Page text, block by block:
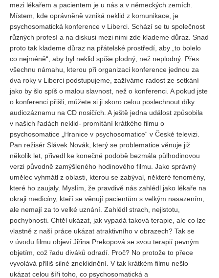
mezi lékařem a pacientem je u nás a v německých zemích.
Místem, kde oprávněně vzniká neklid z komunikace, je
psychosomatická konference v Liberci. Schází se tu společnost
různých profesí a na diskusi mezi nimi zde klademe důraz. Snad
proto tak klademe důraz na přátelské prostředí, aby „to bolelo
co nejméně“, aby byl neklid spíše plodný, než neplodný. Přes
všechnu námahu, kterou při organizaci konference jednou za
dva roky v Liberci podstupujeme, zažíváme radost ze setkání
jako by šlo spíš o malou slavnost, než o konferenci. A pokud jste
o konferenci přišli, můžete si ji skoro celou poslechnout díky
audiozáznamu na CD nosičích. A ještě jedna událost způsobila
v našich řadách neklid- promítání krátkého filmu o
psychosomatice „Hranice v psychosomatice“ v České televizi.
Pan režisér Slávek Novák, který se problematice věnuje již
několik let, přivedl ke konečné podobě bezmála půlhodinovou
verzi původně zamýšleného hodinového filmu. Jako správný
umělec vyhmátl z oblasti, kterou se zabýval, některé fenomény,
které ho zaujaly. Myslím, že pravdivě nás zahlédl jako lékaře na
okraji medicíny, kteří se věnují pacientům s velkým nasazením,
ale nemají za to velké uznání. Zahlédl strach, nejistotu,
pochybnosti. Chtěl ukázat, jak vypadá taková terapie, ale co lze
vlastně z naší práce ukázat atraktivního v obrazech? Tak se
v úvodu filmu objeví Jiřina Prekopová se svou terapií pevným
objetím, což řadu diváků odradí. Proč? No protože to přece
vyvolává příliš silné zneklidnění. V tak krátkém filmu nešlo
ukázat celou šíři toho, co psychosomatická a